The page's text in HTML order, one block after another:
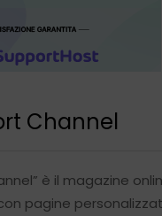
Channel
è il magazine
pagine